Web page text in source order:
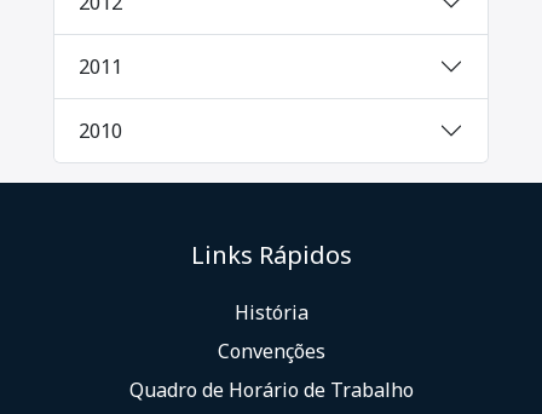
2011
2010
Links Rápidos
História
Convenções
Quadro de Horário de Trabalho